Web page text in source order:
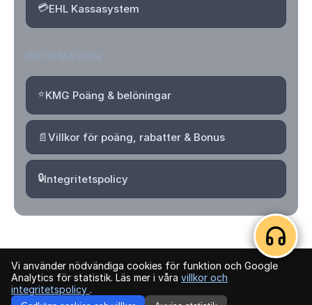
Vi använder nödvändiga cookies för funktion och Google
Analytics för statistik. Läs mer i våra villkor och
integritetspolicy .
💳EHL Kassasystem
⭐KMG Poäng & belöningar
📄Villkor för poäng, rabatter & Bonus
🔒Integritetspolicy
© 2026 Kvartersmenyguiden. Alla rättigheter förbehållna.
Logga in